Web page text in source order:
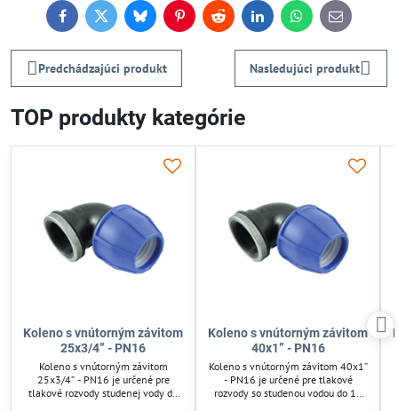
FacebookTwitterBlueskyPinterestReddit LinkedInWhatsApp
E-
mail
Predchádzajúci produkt Nasledujúci produkt
TOP produkty kategórie
Koleno s vnútorným závitom
25x3/4” - PN16
Koleno s vnútorným závitom
25x3/4” - PN16 je určené pre
tlakové rozvody studenej vody do
Koleno s vnútorným závitom
40x1” - PN16
Koleno s vnútorným závitom 40x1”
- PN16 je určené pre tlakové
rozvody so studenou vodou do 16